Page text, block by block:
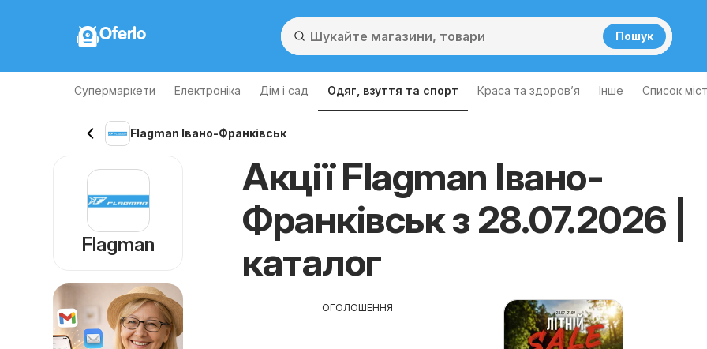
Oferlo Пошук
Супермаркети Електроніка Дім і сад Одяг, взуття та спорт Краса та здоров’я Інше Cписок міст
Flagman Івано-Франківськ
Акції Flagman Івано-
Франківськ з 28.07.2026 |
каталог
ОГОЛОШЕННЯ
Flagman